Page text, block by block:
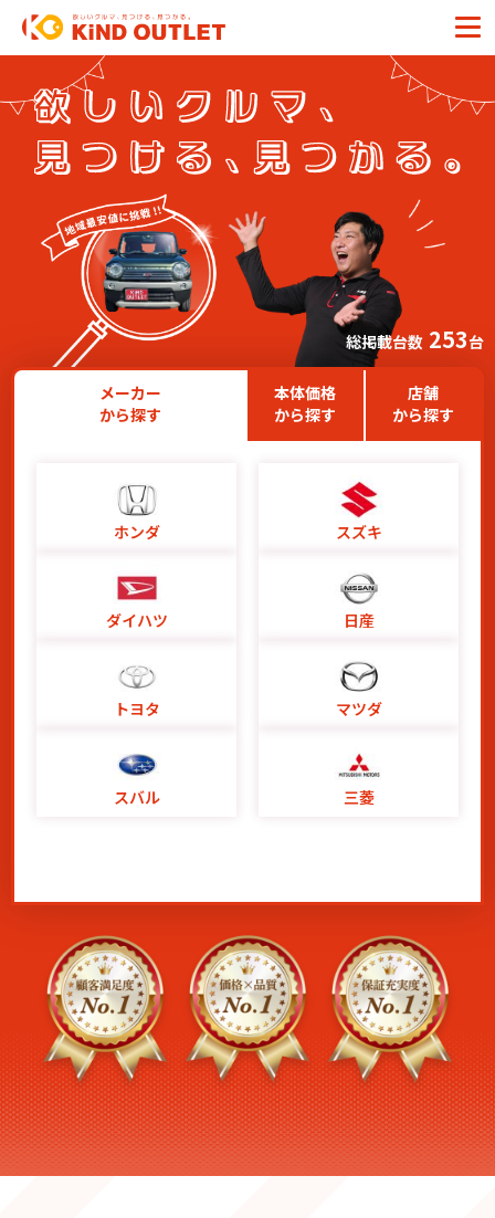
総掲載台数 253台
メーカー
から探す
本体価格
から探す
店舗
から探す
ホンダ スズキ
ダイハツ 日産
トヨタ マツダ
スバル 三菱